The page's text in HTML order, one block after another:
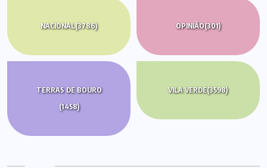
NACIONAL(3786) OPINIÃO(301)
TERRAS DE BOURO
(1458)
VILA VERDE(3598)